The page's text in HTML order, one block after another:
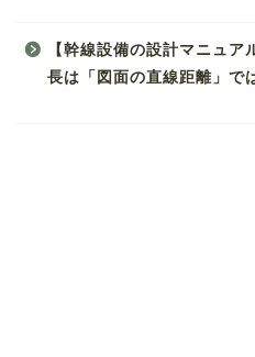
【幹線設備の設計マニュ
長は「図面の直線距離」で